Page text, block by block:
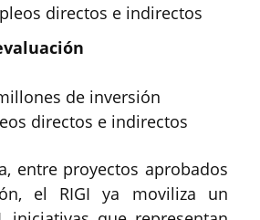
directos e indirectos
de inversión
directos e indirectos
entre proyectos aprobados
el RIGI ya moviliza un